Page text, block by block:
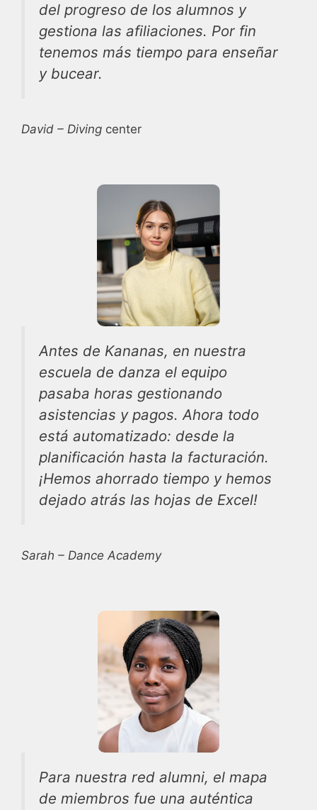
del progreso de los alumnos y
gestiona las afiliaciones. Por fin
tenemos más tiempo para enseñar
y bucear.
David – Diving center
Antes de Kananas, en nuestra
escuela de danza el equipo
pasaba horas gestionando
asistencias y pagos. Ahora todo
está automatizado: desde la
planificación hasta la facturación.
¡Hemos ahorrado tiempo y hemos
dejado atrás las hojas de Excel!
Sarah – Dance Academy
Para nuestra red alumni, el mapa
de miembros fue una auténtica